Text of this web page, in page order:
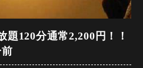
週間前までにご連絡お願い致し
題120分通常2,200円！！